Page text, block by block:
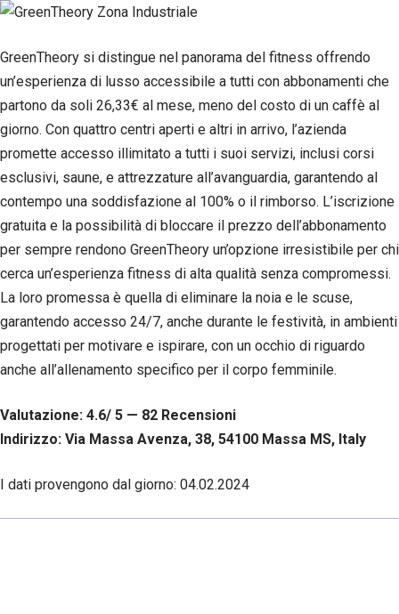
GreenTheory si distingue nel panorama del fitness offrendo
un’esperienza di lusso accessibile a tutti con abbonamenti che
partono da soli 26,33€ al mese, meno del costo di un caffè al
giorno. Con quattro centri aperti e altri in arrivo, l’azienda
promette accesso illimitato a tutti i suoi servizi, inclusi corsi
esclusivi, saune, e attrezzature all’avanguardia, garantendo al
contempo una soddisfazione al 100% o il rimborso. L’iscrizione
gratuita e la possibilità di bloccare il prezzo dell’abbonamento
per sempre rendono GreenTheory un’opzione irresistibile per chi
cerca un’esperienza fitness di alta qualità senza compromessi.
La loro promessa è quella di eliminare la noia e le scuse,
garantendo accesso 24/7, anche durante le festività, in ambienti
progettati per motivare e ispirare, con un occhio di riguardo
anche all’allenamento specifico per il corpo femminile.
Valutazione: 4.6/ 5 — 82 Recensioni
Indirizzo: Via Massa Avenza, 38, 54100 Massa MS, Italy
I dati provengono dal giorno: 04.02.2024